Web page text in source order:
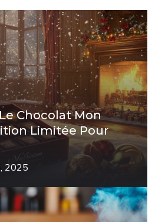
Chocolat Mon
Limitée Pour
2025